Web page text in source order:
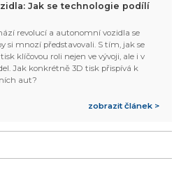
Jak se technologie podílí
revolucí a autonomní vozidla se
si mnozí představovali. S tím, jak se
klíčovou roli nejen ve vývoji, ale i v
Jak konkrétně 3D tisk přispívá k
aut?
zobrazit článek >